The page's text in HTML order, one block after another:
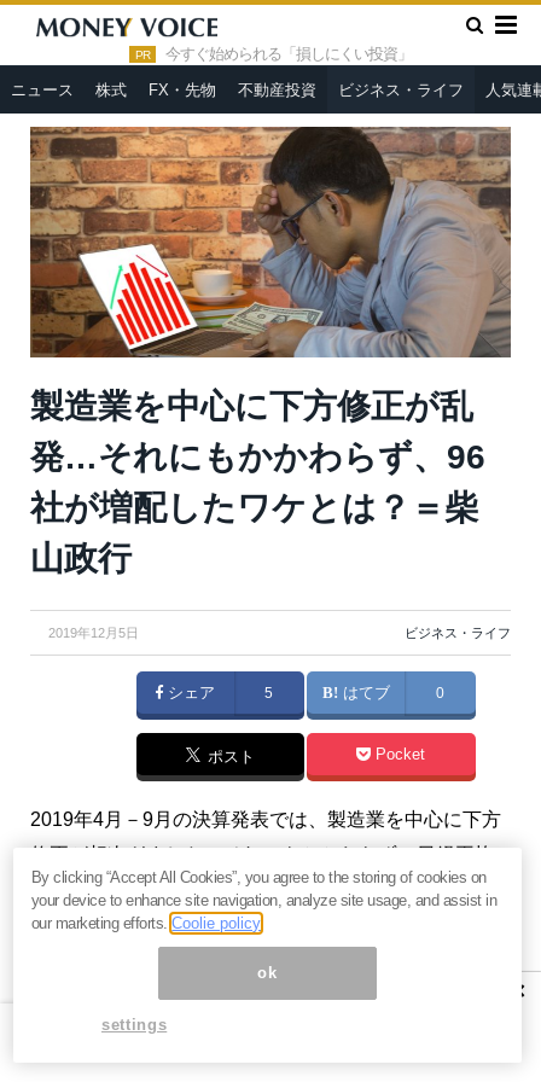
PR 今すぐ始められる「損しにくい投資」
ニュース 株式 FX・先物 不動産投資 ビジネス・ライフ 人気連
HOME » ビジネス・ライフ
製造業を中心に下方修正が乱発…
それにもかかわらず、96社が増配したワケとは？＝柴山政行
製造業を中心に下方修正が乱
発…それにもかかわらず、96
社が増配したワケとは？＝柴
山政行
2019年12月5日 ビジネス・ライフ
シェア 5 はてブ 0
ポスト Pocket
2019年4月－9月の決算発表では、製造業を中心に下方
修正が相次ぎました。それにもかかわらず、日経平均
株価は年初来高値圏で推移しているのはなぜでしょう
か。（『時事問題で楽しくマスター！使える会計知
相次ぐ下方修正にも株価は下がら
×
By clicking “Accept All Cookies”, you agree to the storing of cookies on
your device to enhance site navigation, analyze site usage, and assist in
our marketing efforts.Coolie policy
ok
settings